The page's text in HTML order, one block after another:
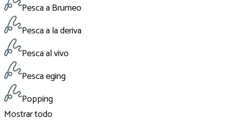
Pesca a Brumeo
Pesca a la deriva
Pesca al vivo
Pesca eging
Popping
Mostrar todo